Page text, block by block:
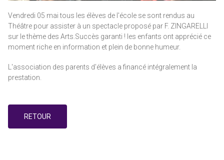
Vendredi 05 mai tous les élèves de l'école se sont rendus au
Théâtre pour assister à un spectacle proposé par F. ZINGARELLI
sur le thème des Arts.Succès garanti ! les enfants ont apprécié ce
moment riche en information et plein de bonne humeur.
L'association des parents d'élèves a financé intégralement la
prestation.
RETOUR